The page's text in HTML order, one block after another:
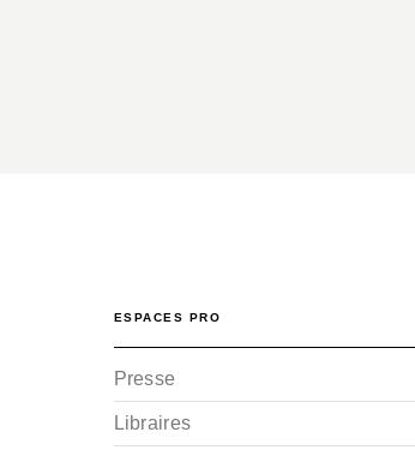
ESPACES PRO
Presse
Libraires